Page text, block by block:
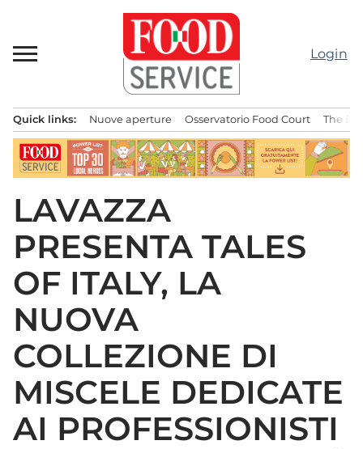
contenuto
Login
principale
Quick links: Nuove aperture Osservatorio Food Court The
LAVAZZA
PRESENTA TALES
OF ITALY, LA
NUOVA
COLLEZIONE DI
MISCELE DEDICATE
AI PROFESSIONISTI